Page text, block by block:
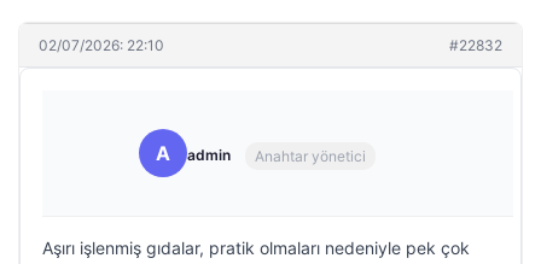
02/07/2026: 22:10 #22832
A admin Anahtar yönetici
Aşırı işlenmiş gıdalar, pratik olmaları nedeniyle pek çok